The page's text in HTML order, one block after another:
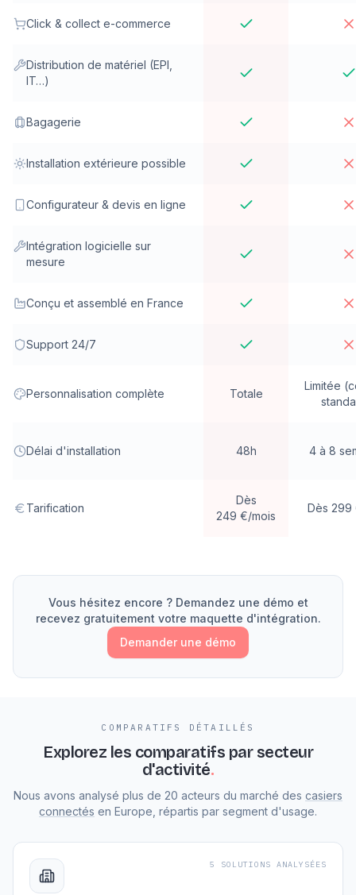
Click & collect e-commerce
Distribution de matériel (EPI,
IT…)
Bagagerie
Installation extérieure possible
Configurateur & devis en ligne
Intégration logicielle sur
mesure
Conçu et assemblé en France
Support 24/7
Personnalisation complète Totale
Limitée
Délai d'installation 48h 4 à 8
Tarification
Dès
249 €/mois
Dès 299
Vous hésitez encore ? Demandez une démo et
recevez gratuitement votre maquette d'intégration.
Demander une démo
COMPARATIFS DÉTAILLÉS
Explorez les comparatifs par secteur
d'activité.
Nous avons analysé plus de 20 acteurs du marché des casiers
connectés en Europe, répartis par segment d'usage.
5 SOLUTIONS ANALYSÉES